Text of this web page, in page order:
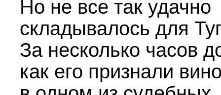
Но не все так удачно
складывалось для
За несколько часов
как его признали